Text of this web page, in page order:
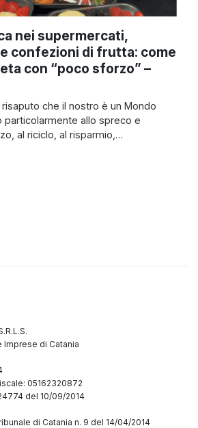
nei supermercati,
confezioni di frutta: come
con “poco sforzo” –
risaputo che il nostro è un Mondo
particolarmente allo spreco e
al riciclo, al risparmio,
in pochi negli ultimi decenni hanno
di Catania
05162320872
del 10/09/2014
di Catania n. 9 del 14/04/2014